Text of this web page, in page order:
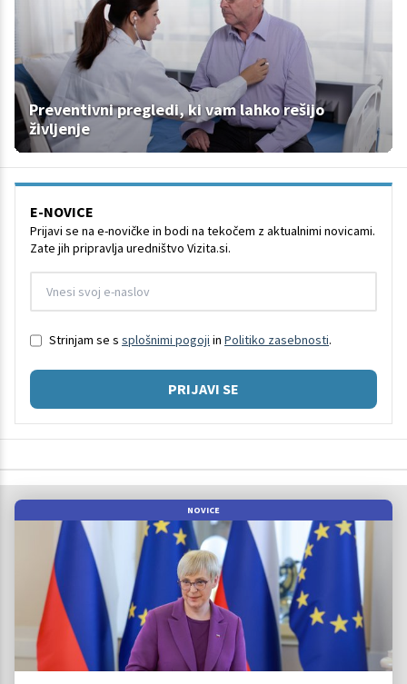
Preventivni pregledi, ki vam lahko rešijo
življenje
E-NOVICE
Prijavi se na e-novičke in bodi na tekočem z aktualnimi novicami.
Zate jih pripravlja uredništvo Vizita.si.
Strinjam se s splošnimi pogoji in Politiko zasebnosti.
PRIJAVI SE
NOVICE